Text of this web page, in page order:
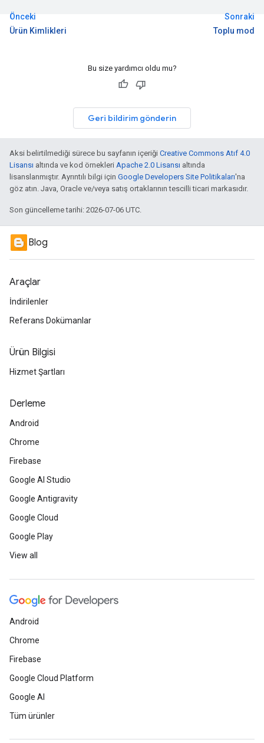
Önceki
Ürün Kimlikleri
Sonraki
Toplu mod
Bu size yardımcı oldu mu?
Geri bildirim gönderin
Aksi belirtilmediği sürece bu sayfanın içeriği Creative Commons Atıf 4.0
Lisansı altında ve kod örnekleri Apache 2.0 Lisansı altında
lisanslanmıştır. Ayrıntılı bilgi için Google Developers Site Politikaları'na
göz atın. Java, Oracle ve/veya satış ortaklarının tescilli ticari markasıdır.
Son güncelleme tarihi: 2026-07-06 UTC.
Blog
Araçlar
İndirilenler
Referans Dokümanlar
Ürün Bilgisi
Hizmet Şartları
Derleme
Android
Chrome
Firebase
Google AI Studio
Google Antigravity
Google Cloud
Google Play
View all
Android
Chrome
Firebase
Google Cloud Platform
Google AI
Tüm ürünler